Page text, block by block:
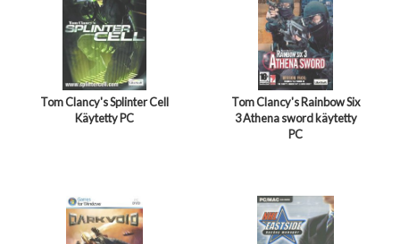
Tom Clancy's Splinter Cell
Käytetty PC
Tom Clancy's Rainbow Six
3 Athena sword käytetty
PC